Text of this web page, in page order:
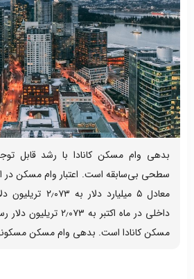
بدهی وام مسکن کانادا با رشد قابل
معادل ۵ میلیارد
داخلی در ماه اکتبر به
مسکن کانادا است. بدهی وام مسکن